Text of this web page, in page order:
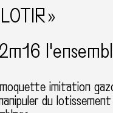
»
imitation
du